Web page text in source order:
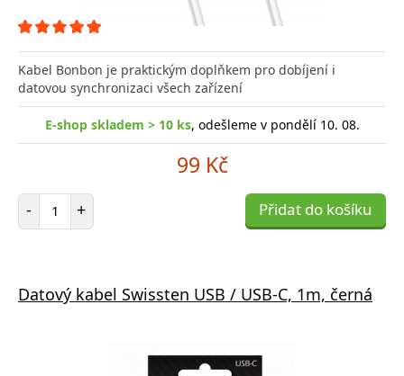
Kabel Bonbon je praktickým doplňkem pro dobíjení i
datovou synchronizaci všech zařízení
E-shop skladem > 10 ks, odešleme v pondělí 10. 08.
99 Kč
- Počet položek
+ Přidat do košíku
Datový kabel Swissten USB / USB-C, 1m, černá